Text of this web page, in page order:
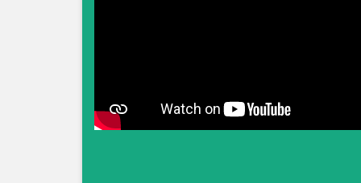
internațională